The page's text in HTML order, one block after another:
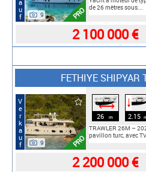
PRO
9
de 26 mètres sous...
2 100 000 €
Verkauf PRO
9
FETHIYE SHIPYAR
⟷
26 m
🠓
2.15
TRAWLER 26M –
pavillon turc, avec
2 200 000 €